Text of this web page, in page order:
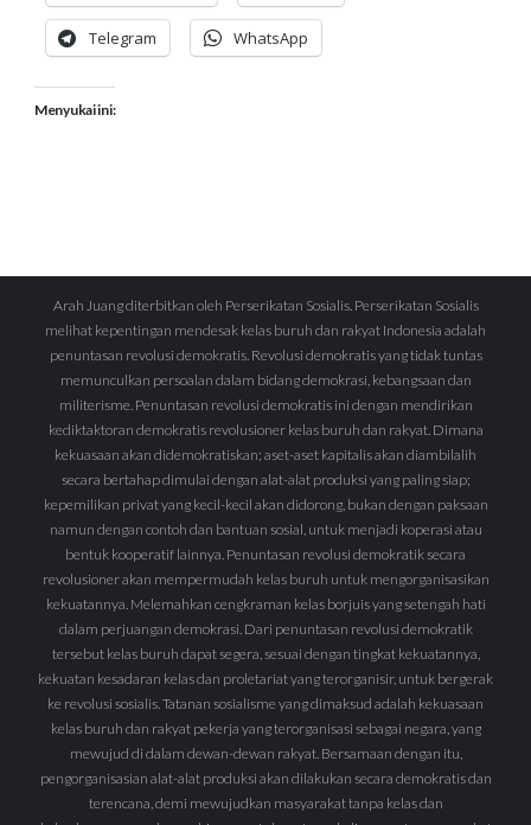
Telegram WhatsApp
Menyukai ini:
Arah Juang diterbitkan oleh Perserikatan Sosialis. Perserikatan Sosialis
melihat kepentingan mendesak kelas buruh dan rakyat Indonesia adalah
penuntasan revolusi demokratis. Revolusi demokratis yang tidak tuntas
memunculkan persoalan dalam bidang demokrasi, kebangsaan dan
militerisme. Penuntasan revolusi demokratis ini dengan mendirikan
kediktaktoran demokratis revolusioner kelas buruh dan rakyat. Dimana
kekuasaan akan didemokratiskan; aset-aset kapitalis akan diambilalih
secara bertahap dimulai dengan alat-alat produksi yang paling siap;
kepemilikan privat yang kecil-kecil akan didorong, bukan dengan paksaan
namun dengan contoh dan bantuan sosial, untuk menjadi koperasi atau
bentuk kooperatif lainnya. Penuntasan revolusi demokratik secara
revolusioner akan mempermudah kelas buruh untuk mengorganisasikan
kekuatannya. Melemahkan cengkraman kelas borjuis yang setengah hati
dalam perjuangan demokrasi. Dari penuntasan revolusi demokratik
tersebut kelas buruh dapat segera, sesuai dengan tingkat kekuatannya,
kekuatan kesadaran kelas dan proletariat yang terorganisir, untuk bergerak
ke revolusi sosialis. Tatanan sosialisme yang dimaksud adalah kekuasaan
kelas buruh dan rakyat pekerja yang terorganisasi sebagai negara, yang
mewujud di dalam dewan-dewan rakyat. Bersamaan dengan itu,
pengorganisasian alat-alat produksi akan dilakukan secara demokratis dan
terencana, demi mewujudkan masyarakat tanpa kelas dan